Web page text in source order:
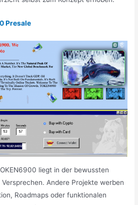
Presale
liegt in der bewussten
Andere Projekte werben
Roadmaps oder funktionalen